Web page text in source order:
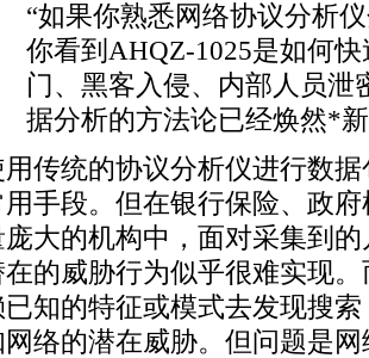
“如果你熟悉网络协议分析
你看到AHQZ-1025是如何
门、黑客入侵、内部人员
据分析的方法论已经焕然*
用传统的协议分析仪进行数据
用手段。但在银行保险、政
庞大的机构中，面对采集到
在的威胁行为似乎很难实现
已知的特征或模式去发现搜
网络的潜在威胁。但问题是